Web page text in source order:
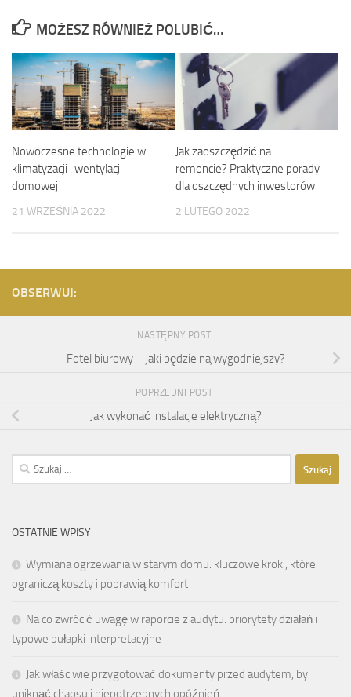
MOŻESZ RÓWNIEŻ POLUBIĆ…
Nowoczesne technologie w
klimatyzacji i wentylacji
domowej
21 WRZEŚNIA 2022
Jak zaoszczędzić na
remoncie? Praktyczne porady
dla oszczędnych inwestorów
2 LUTEGO 2022
OBSERWUJ:
NASTĘPNY POST
Fotel biurowy – jaki będzie najwygodniejszy?
POPRZEDNI POST
Jak wykonać instalacje elektryczną?
Szukaj:
OSTATNIE WPISY
Wymiana ogrzewania w starym domu: kluczowe kroki, które
ograniczą koszty i poprawią komfort
Na co zwrócić uwagę w raporcie z audytu: priorytety działań i
typowe pułapki interpretacyjne
Jak właściwie przygotować dokumenty przed audytem, by
uniknąć chaosu i niepotrzebnych opóźnień